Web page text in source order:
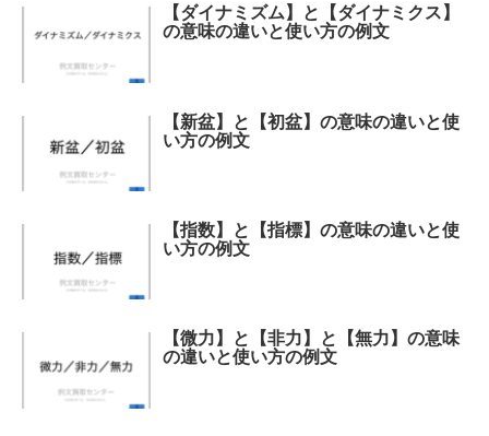
【ダイナミズム】と【ダイナミクス】
の意味の違いと使い方の例文
【新盆】と【初盆】の意味の違いと使
い方の例文
【指数】と【指標】の意味の違いと使
い方の例文
【微力】と【非力】と【無力】の意味
の違いと使い方の例文